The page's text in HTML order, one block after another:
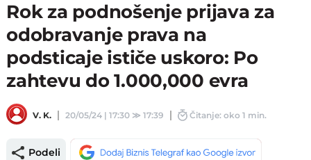
Rok za podnošenje prijava za
odobravanje prava na
podsticaje ističe uskoro: Po
zahtevu do 1.000,000 evra
V. K. 20/05/24 | 17:30 ≫17:39 Čitanje: oko 1 min.
Podeli